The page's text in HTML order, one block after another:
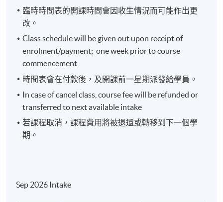
機構投資方式及資金流向的投資啟示
4. 價值鏈及產業分析
競爭策略及五力模型、價值鏈分析
供應鏈及代工生產分析
臨時時間表的開課時間會因收生情況而可能作出更
改。
Class schedule will be given out upon receipt of
enrolment/payment; one week prior to course
commencement
時間表會在付款後，及開課前一星期派發給學員。
In case of cancel class, course fee will be refunded or
transferred to next available intake
若課程取消，課程費用將被退還或轉移到下一個學
期。
Sep 2026 Intake